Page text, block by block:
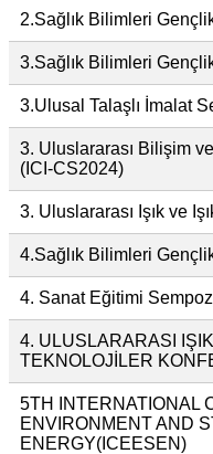
2.Sağlık Bilimleri
3.Sağlık Bilimleri
3.Ulusal Talaşlı İmalat
3. Uluslararası Bilişim
(ICI-CS2024)
3. Uluslararası Işık ve
4.Sağlık Bilimleri
4. Sanat Eğitimi
4. ULUSLARARASI
TEKNOLOJİLER
5TH INTERNATIONAL
ENVIRONMENT AND
ENERGY(ICEESEN)